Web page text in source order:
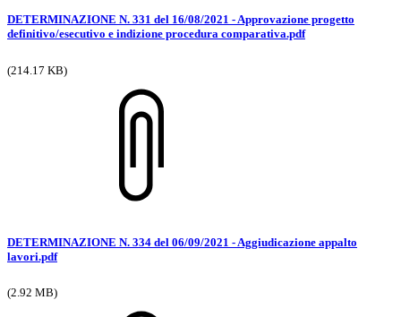
DETERMINAZIONE N. 331 del 16/08/2021 - Approvazione progetto
definitivo/esecutivo e indizione procedura comparativa.pdf
(214.17 KB)
DETERMINAZIONE N. 334 del 06/09/2021 - Aggiudicazione appalto
lavori.pdf
(2.92 MB)